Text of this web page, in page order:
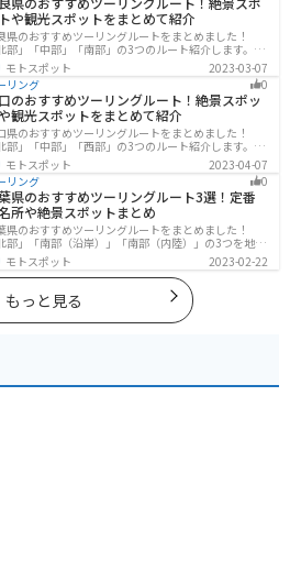
や観光スポットをまとめて紹介
県のおすすめツーリングルートをまとめました！
部」「中部」「南部」の3つのルート紹介します。歴
ある神社寺院が多数あり、自然豊かや山々、グルメ
喫するツーリングができます。バイクで奈良県にツ
ングに行く際は参考にしてください。
モトスポット
2023-03-07
リング
0
のおすすめツーリングルート！絶景スポッ
観光スポットをまとめて紹介
県のおすすめツーリングルートをまとめました！
部」「中部」「西部」の3つのルート紹介します。美
海岸線や山々を楽しむことができます。バイクで山
にツーリングに行く際は参考にしてください。
モトスポット
2023-04-07
リング
0
県のおすすめツーリングルート3選！定番
所や絶景スポットまとめ
県のおすすめツーリングルートをまとめました！
部」「南部（沿岸）」「南部（内陸）」の3つを地域
紹介します！千葉は首都圏からのアクセスも良く、
山どちらも堪能できるのでツーリングには最適な場
す。
モトスポット 2023-02-22
もっと見る